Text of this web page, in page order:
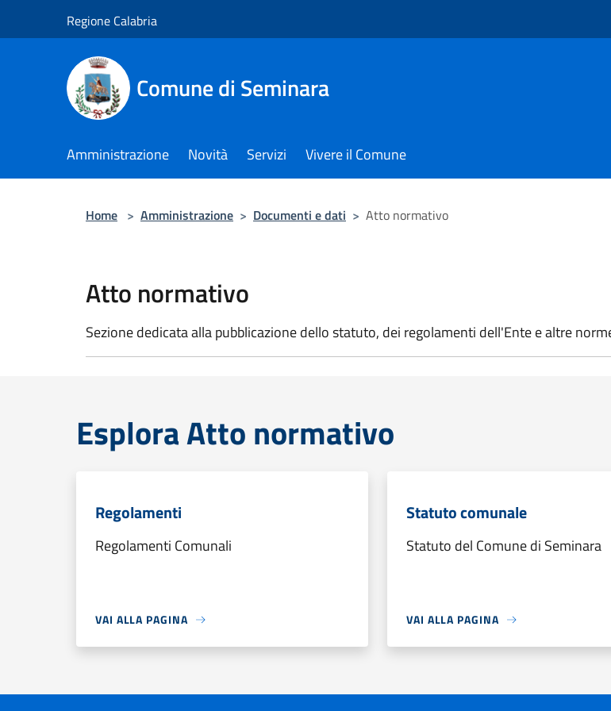
Regione Calabria
Comune di Seminara
Amministrazione Novità Servizi Vivere il Comune
Home > Amministrazione > Documenti e dati > Atto normativo
Atto normativo
Sezione dedicata alla pubblicazione dello statuto, dei regolamenti dell'Ente e altre
Esplora Atto normativo
Regolamenti
Regolamenti Comunali
VAI ALLA PAGINA
Statuto comunale
Statuto del Comune di Seminara
VAI ALLA PAGINA